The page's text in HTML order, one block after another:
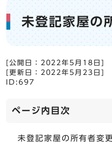
未登記家屋の
[公開日： 2022年5月18日
[更新日： 2022年5月23日
ID:697
ページ内目次
未登記家屋の所有者変